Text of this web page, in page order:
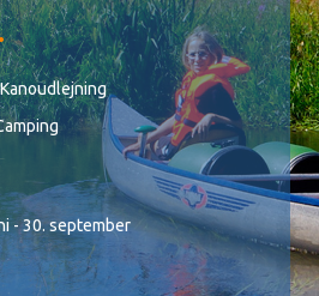
- 30. september